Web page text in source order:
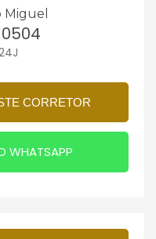
Miguel
CORRETOR
WHATSAPP